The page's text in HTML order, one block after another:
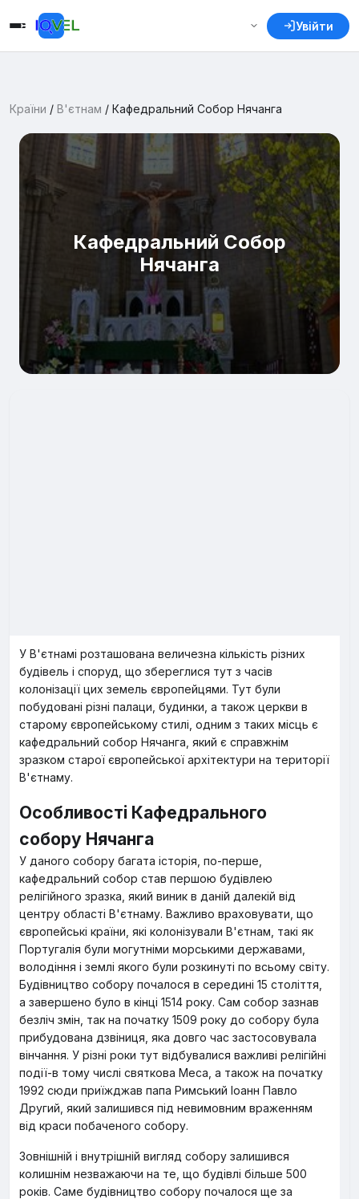
Увійти
Країни / В'єтнам / Кафедральний Собор Нячанга
Кафедральний Собор
Нячанга
У В'єтнамі розташована величезна кількість різних
будівель і споруд, що збереглися тут з часів
колонізації цих земель європейцями. Тут були
побудовані різні палаци, будинки, а також церкви в
старому європейському стилі, одним з таких місць є
кафедральний собор Нячанга, який є справжнім
зразком старої європейської архітектури на території
В'єтнаму.
Особливості Кафедрального
собору Нячанга
У даного собору багата історія, по-перше,
кафедральний собор став першою будівлею
релігійного зразка, який виник в даній далекій від
центру області В'єтнаму. Важливо враховувати, що
європейські країни, які колонізували В'єтнам, такі як
Португалія були могутніми морськими державами,
володіння і землі якого були розкинуті по всьому світу.
Будівництво собору почалося в середині 15 століття,
а завершено було в кінці 1514 року. Сам собор зазнав
безліч змін, так на початку 1509 року до собору була
прибудована дзвіниця, яка довго час застосовувала
вінчання. У різні роки тут відбувалися важливі релігійні
події-в тому числі святкова Меса, а також на початку
1992 сюди приїжджав папа Римський Іоанн Павло
Другий, який залишився під невимовним враженням
від краси побаченого собору.
Зовнішній і внутрішній вигляд собору залишився
колишнім незважаючи на те, що будівлі більше 500
років. Саме будівництво собору почалося ще за